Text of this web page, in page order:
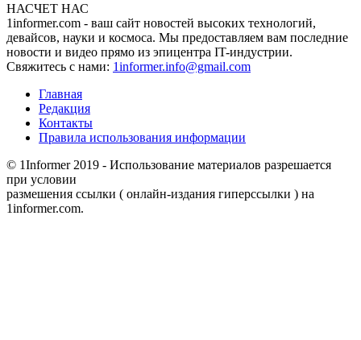
НАСЧЕТ НАС
1informer.com - ваш сайт новостей высоких технологий,
девайсов, науки и космоса. Мы предоставляем вам последние
новости и видео прямо из эпицентра IT-индустрии.
Свяжитесь с нами: 1informer.info@gmail.com
Главная
Редакция
Контакты
Правила использования информации
© 1Informer 2019 - Использование материалов разрешается
при условии
размешения ссылки ( онлайн-издания гиперссылки ) на
1informer.com.